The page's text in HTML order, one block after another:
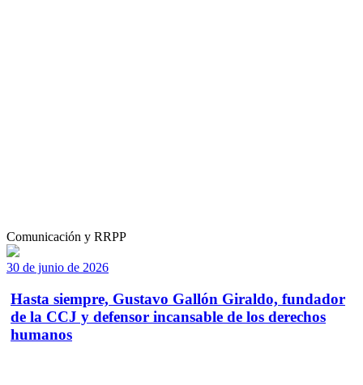
Comunicación y RRPP
30 de junio de 2026
Hasta siempre, Gustavo Gallón Giraldo, fundador
de la CCJ y defensor incansable de los derechos
humanos